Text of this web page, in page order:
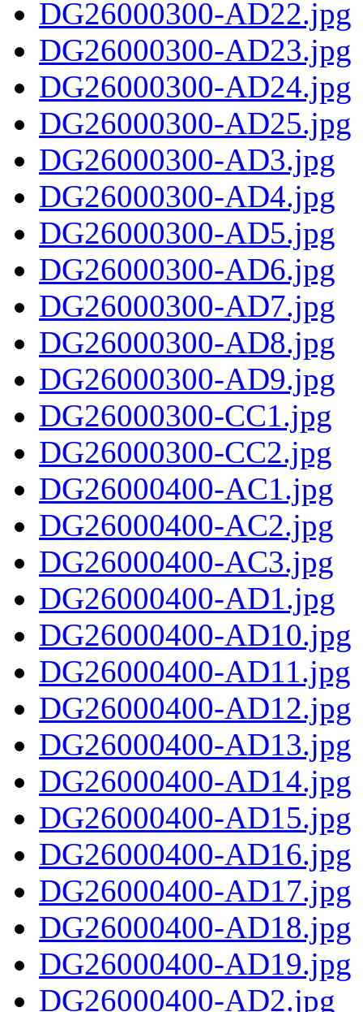
DG26000300-AD22.jpg
DG26000300-AD23.jpg
DG26000300-AD24.jpg
DG26000300-AD25.jpg
DG26000300-AD3.jpg
DG26000300-AD4.jpg
DG26000300-AD5.jpg
DG26000300-AD6.jpg
DG26000300-AD7.jpg
DG26000300-AD8.jpg
DG26000300-AD9.jpg
DG26000300-CC1.jpg
DG26000300-CC2.jpg
DG26000400-AC1.jpg
DG26000400-AC2.jpg
DG26000400-AC3.jpg
DG26000400-AD1.jpg
DG26000400-AD10.jpg
DG26000400-AD11.jpg
DG26000400-AD12.jpg
DG26000400-AD13.jpg
DG26000400-AD14.jpg
DG26000400-AD15.jpg
DG26000400-AD16.jpg
DG26000400-AD17.jpg
DG26000400-AD18.jpg
DG26000400-AD19.jpg
DG26000400-AD2.jpg